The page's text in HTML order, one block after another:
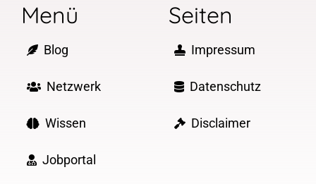
Menü
Blog
Netzwerk
Wissen
Jobportal
Seiten
Impressum
Datenschutz
Disclaimer